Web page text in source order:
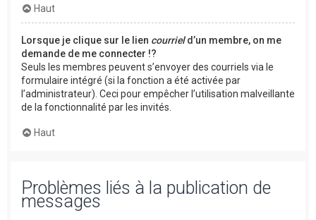
Haut
Lorsque je clique sur le lien courrield’un membre, on me
demande de me connecter !?
Seuls les membres peuvent s’envoyer des courriels via le
formulaire intégré (si la fonction a été activée par
l’administrateur). Ceci pour empêcher l’utilisation malveillante
de la fonctionnalité par les invités.
Haut
Problèmes liés à la publication de
messages